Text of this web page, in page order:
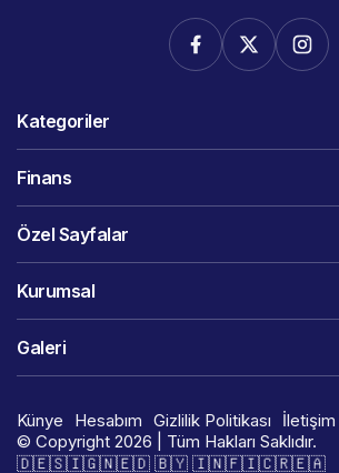
Kategoriler
Finans
Özel Sayfalar
Kurumsal
Galeri
Künye Hesabım Gizlilik Politikası
İletişim
© Copyright 2026 | Tüm Hakları Saklıdır.
🇩​​​​​🇪​​​​​🇸​​​​​🇮​​​​​🇬​​​​​🇳​​​​​🇪​​​​​🇩​​​​​ 🇧​​​​​🇾​​​​​ 🇮​​​​​🇳​​​​​🇫​​​​​🇮​​​​​🇨​​​​​🇷​​​​​🇪​​​​​🇦​​​​​​​​​​